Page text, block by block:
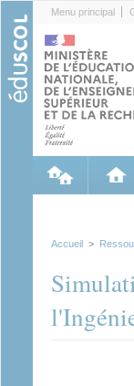
Menu principal
Accueil >